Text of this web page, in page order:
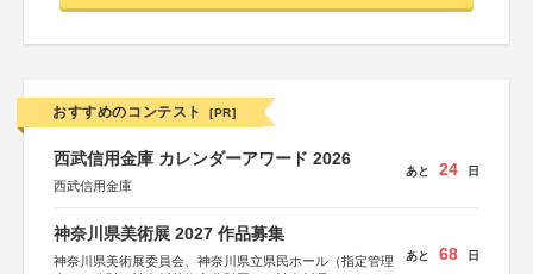
おすすめのコンテスト [PR]
西武信用金庫 カレンダーアワード 2026
西武信用金庫
あと 24 日
神奈川県美術展 2027 作品募集
神奈川県美術展委員会、神奈川県立県民ホール（指定管理
あと 68 日